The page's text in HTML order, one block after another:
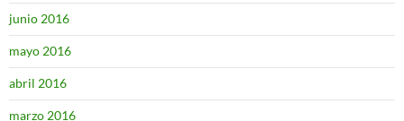
junio 2016
mayo 2016
abril 2016
marzo 2016